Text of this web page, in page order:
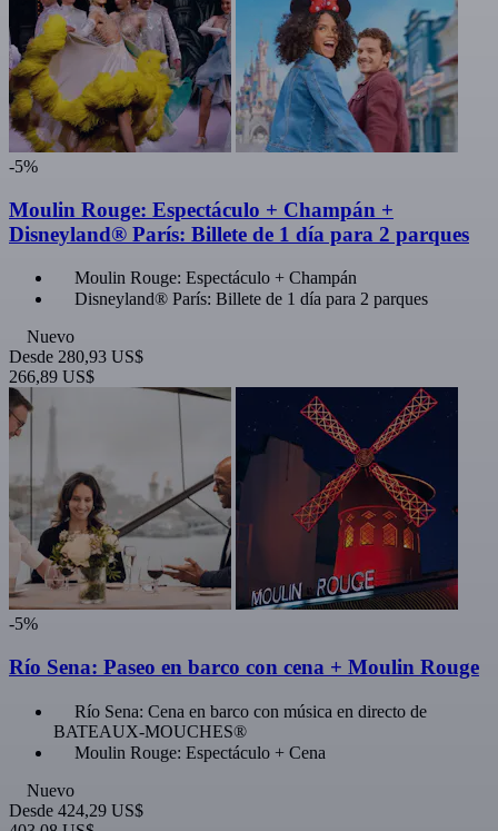
-5%
Moulin Rouge: Espectáculo + Champán +
Disneyland® París: Billete de 1 día para 2 parques
Moulin Rouge: Espectáculo + Champán
Disneyland® París: Billete de 1 día para 2 parques
Nuevo
Desde 280,93 US$
266,89 US$
-5%
Río Sena: Paseo en barco con cena + Moulin Rouge
Río Sena: Cena en barco con música en directo de
BATEAUX-MOUCHES®
Moulin Rouge: Espectáculo + Cena
Nuevo
Desde 424,29 US$